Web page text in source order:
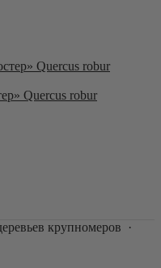
Quercus robur
крупномеров ·